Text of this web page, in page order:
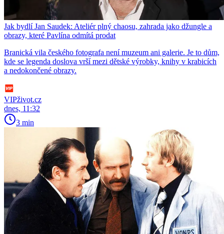
Jak bydlí Jan Saudek: Ateliér plný chaosu, zahrada jako džungle a
obrazy, které Pavlína odmítá prodat
Branická vila českého fotografa není muzeum ani galerie. Je to dům,
kde se legenda doslova vrší mezi dětské výrobky, knihy v krabicích
a nedokončené obrazy.
VIPživot.cz
dnes, 11:32
3 min